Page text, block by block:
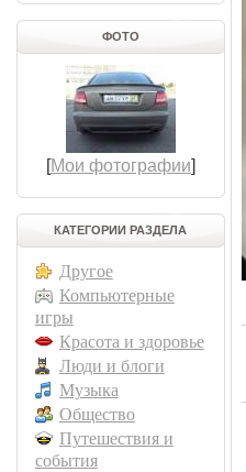
ФОТО
[Мои фотографии]
КАТЕГОРИИ РАЗДЕЛА
Другое
Компьютерные
игры
Красота и здоровье
Люди и блоги
Музыка
Общество
Путешествия и
события